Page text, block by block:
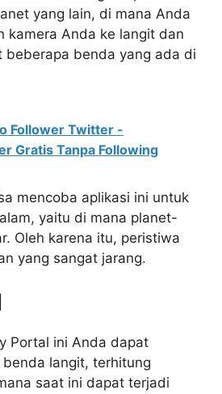
yang lain, di mana Anda
kamera Anda ke langit dan
beberapa benda yang ada di
Follower Twitter -
Gratis Tanpa Following
mencoba aplikasi ini untuk
yaitu di mana planet-
Oleh karena itu, peristiwa
yang sangat jarang.
Portal ini Anda dapat
langit, terhitung
saat ini dapat terjadi